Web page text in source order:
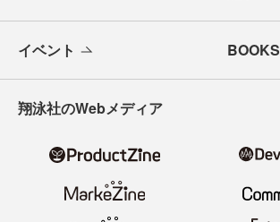
イベント BOOKS
翔泳社のWebメディア